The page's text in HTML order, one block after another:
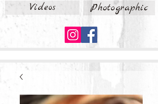
Videos Photographic